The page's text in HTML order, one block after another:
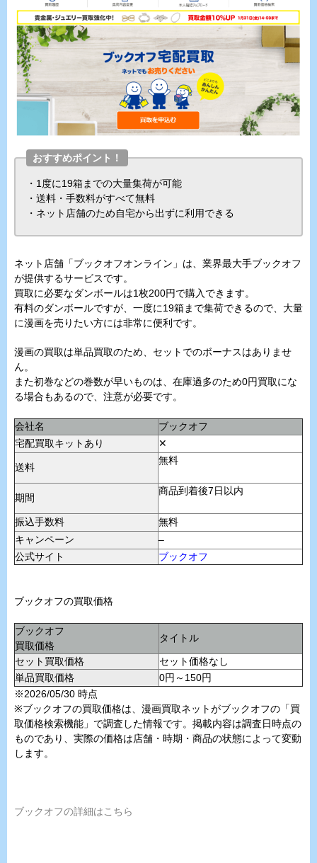
おすすめポイント！
・1度に19箱までの大量集荷が可能
・送料・手数料がすべて無料
・ネット店舗のため自宅から出ずに利用できる
ネット店舗「ブックオフオンライン」は、業界最大手ブックオフ
が提供するサービスです。
買取に必要なダンボールは1枚200円で購入できます。
有料のダンボールですが、一度に19箱まで集荷できるので、大量
に漫画を売りたい方には非常に便利です。
漫画の買取は単品買取のため、セットでのボーナスはありませ
ん。
また初巻などの巻数が早いものは、在庫過多のため0円買取にな
る場合もあるので、注意が必要です。
会社名
ブックオフ
宅配買取キットあり
✕
送料
無料
期間
商品到着後7日以内
振込手数料
無料
キャンペーン
–
公式サイト
ブックオフ
ブックオフの買取価格
ブックオフ
買取価格
タイトル
セット買取価格
セット価格なし
単品買取価格
0円～150円
※2026/05/30 時点
※ブックオフの買取価格は、漫画買取ネットがブックオフの「買
取価格検索機能」で調査した情報です。掲載内容は調査日時点の
ものであり、実際の価格は店舗・時期・商品の状態によって変動
します。
ブックオフの詳細はこちら